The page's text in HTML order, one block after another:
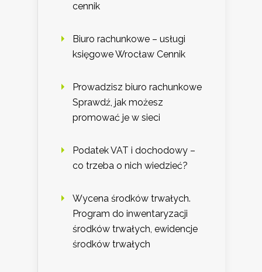
cennik
Biuro rachunkowe – usługi
księgowe Wrocław Cennik
Prowadzisz biuro rachunkowe
Sprawdź, jak możesz
promować je w sieci
Podatek VAT i dochodowy –
co trzeba o nich wiedzieć?
Wycena środków trwałych.
Program do inwentaryzacji
środków trwałych, ewidencje
środków trwałych